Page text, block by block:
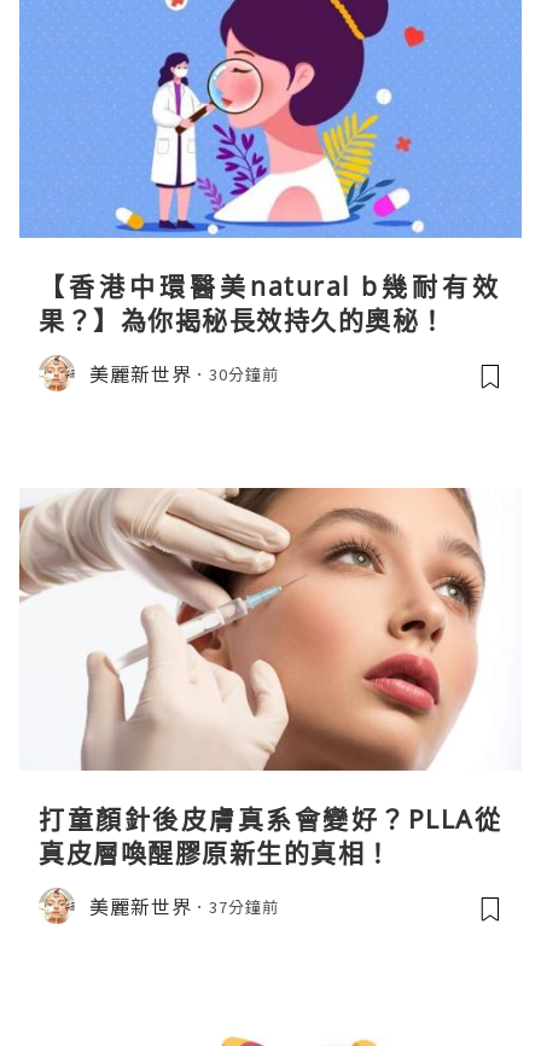
【香港中環醫美natural b幾耐有效
果？】為你揭秘長效持久的奧秘！
美麗新世界 30分鐘前
打童顏針後皮膚真系會變好？PLLA從
真皮層喚醒膠原新生的真相！
美麗新世界 37分鐘前